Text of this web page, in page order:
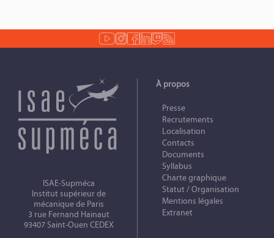
ISAE-Supméca
Institut supérieur de
mécanique de Paris
3 rue Fernand Hainaut
93407 Saint-Ouen CEDEX
À propos
Presse
Recrutements
Localisation
Contacts
Documents
Syllabus
Charte graphique
Statut / Organisation
Mentions légales
Extranet